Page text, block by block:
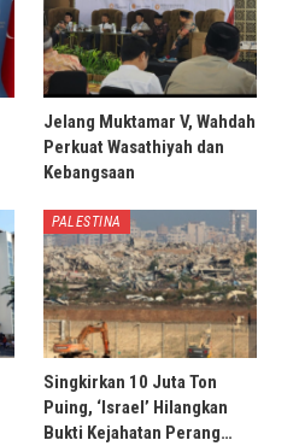
Jelang Muktamar V, Wahdah
Perkuat Wasathiyah dan
Kebangsaan
PALESTINA
Singkirkan 10 Juta Ton
Puing, ‘Israel’ Hilangkan
Bukti Kejahatan Perang…